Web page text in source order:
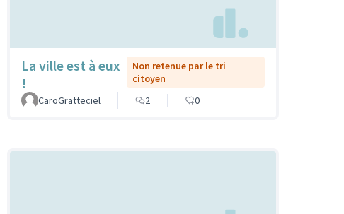
La ville est à eux
!
Non retenue par le tri
citoyen
CaroGratteciel
2 0